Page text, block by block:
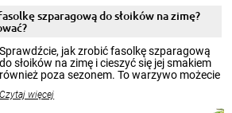
pełni poczuć atmosferę cieplejszych
miesięcy. Przygotowanie słoików ze
patenty, które pozwolą zachować świeżość
przetworów.
szparagową do słoików na zimę?
Sprawdźcie, jak zrobić fasolkę szparagową
do słoików na zimę i cieszyć się jej smakiem
również poza sezonem. To warzywo możecie
nasze propozycje!
Czytaj więcej